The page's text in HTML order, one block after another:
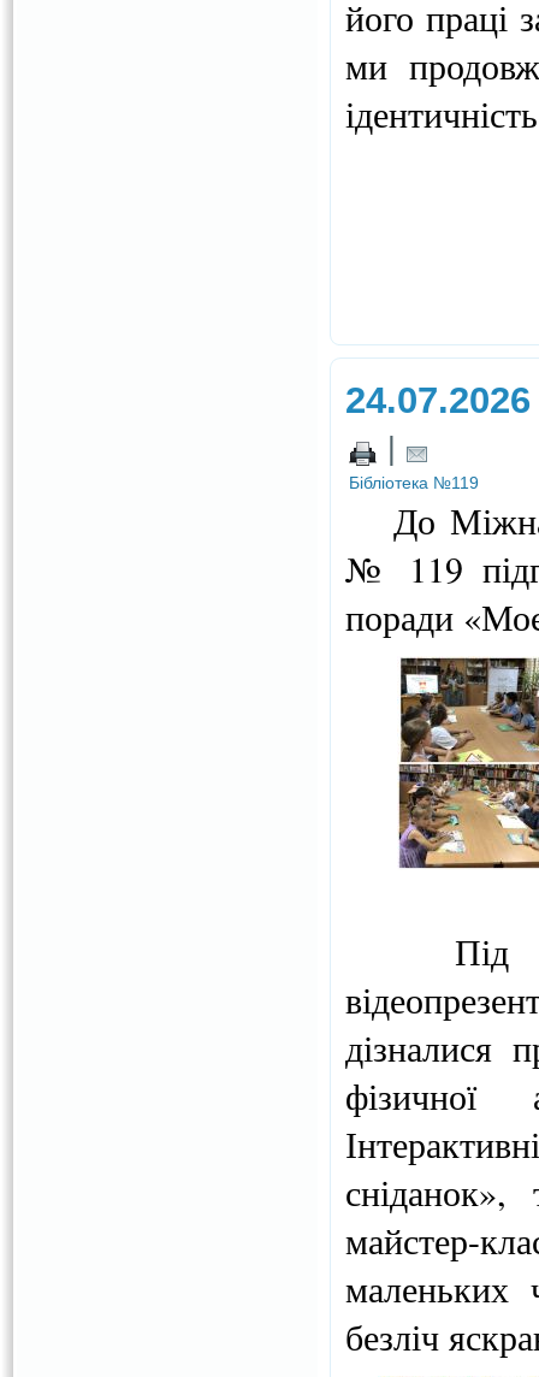
його праці
ми
24.07.2026
|
Бібліотека №119
До
№ 119
поради
Під час
дізналися
фізичної
майстер-
маленьких
безліч